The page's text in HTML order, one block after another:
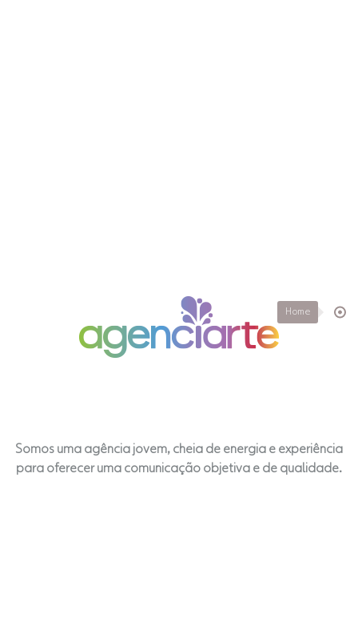
Home
Somos uma agência jovem, cheia de energia e experiência
para oferecer uma comunicação objetiva e de qualidade.